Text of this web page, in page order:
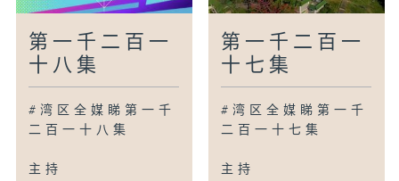
第一千二百一
十八集
#湾区全媒睇第一千
二百一十八集
主持
第一千二百一
十七集
#湾区全媒睇第一千
二百一十七集
主持